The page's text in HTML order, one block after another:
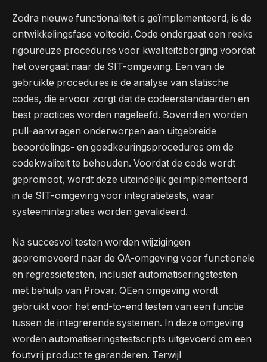
Zodra nieuwe functionaliteit is geïmplementeerd, is de
ontwikkelingsfase voltooid. Code ondergaat een reeks
rigoureuze procedures voor kwaliteitsborging voordat
het overgaat naar de SIT-omgeving. Een van de
gebruikte procedures is de analyse van statische
codes, die ervoor zorgt dat de codeerstandaarden en
best practices worden nageleefd. Bovendien worden
pull-aanvragen onderworpen aan uitgebreide
beoordelings- en goedkeuringsprocedures om de
codekwaliteit te behouden. Voordat de code wordt
gepromoot, wordt deze uiteindelijk geïmplementeerd
in de SIT-omgeving voor integratietests, waar
systeemintegraties worden gevalideerd.
Na succesvol testen worden wijzigingen
gepromoveerd naar de QA-omgeving voor functionele
en regressietesten, inclusief automatiseringstesten
met behulp van Provar. QEen omgeving wordt
gebruikt voor het end-to-end testen van een functie
tussen de integrerende systemen. In deze omgeving
worden automatiseringstestscripts uitgevoerd om een ​​
foutvrij product te garanderen. Terwijl